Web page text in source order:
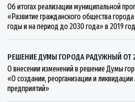
Об итогах реализации муниципальной
«Развитие гражданского общества
годы и на период до 2030 года» в 2019
РЕШЕНИЕ ДУМЫ ГОРОДА РАДУЖНЫЙ ОТ
О внесении изменений в решение Думы
«О создании, реорганизации и
предприятий»